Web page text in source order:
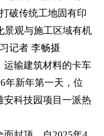
破传统工地固有印
景观与施工区域有机
记者 李畅摄
运输建筑材料的卡车
新年第一天，位
科技园项目一派热